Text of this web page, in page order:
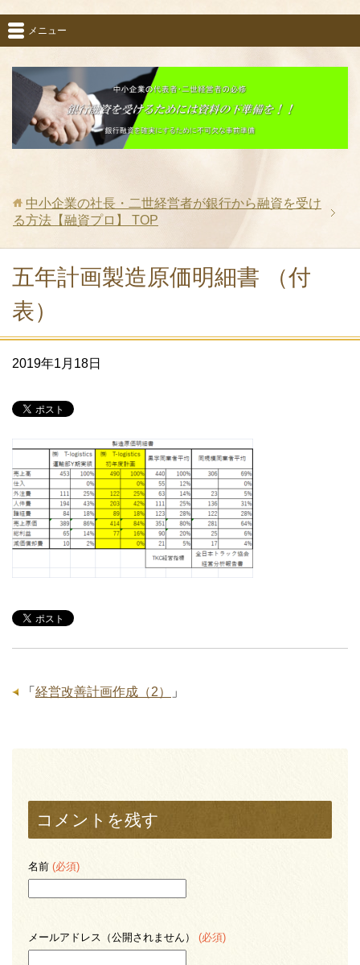
メニュー
中小企業の社長・二世経営者が銀行から融資を受け
る方法【融資プロ】
TOP
五年計画製造原価明細書 （付
表）
2019年1月18日
「 経営改善計画作成（2） 」
コメントを残す
名前 (必須)
メールアドレス（公開されません） (必須)